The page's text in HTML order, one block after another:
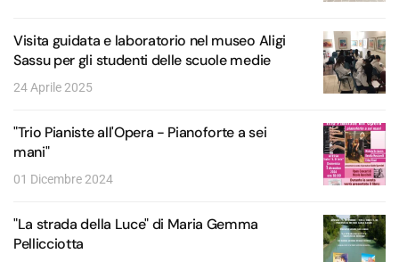
Visita guidata e laboratorio nel museo Aligi
Sassu per gli studenti delle scuole medie
24 Aprile 2025
"Trio Pianiste all'Opera - Pianoforte a sei
mani"
01 Dicembre 2024
"La strada della Luce" di Maria Gemma
Pellicciotta